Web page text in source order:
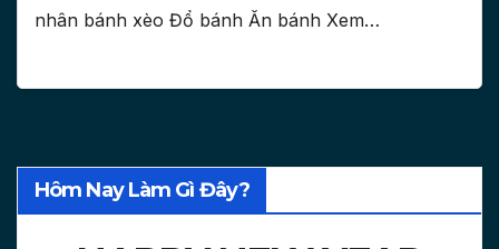
nhân bánh xèo Đổ bánh Ăn bánh Xem…
Hôm Nay Làm Gì Đây?